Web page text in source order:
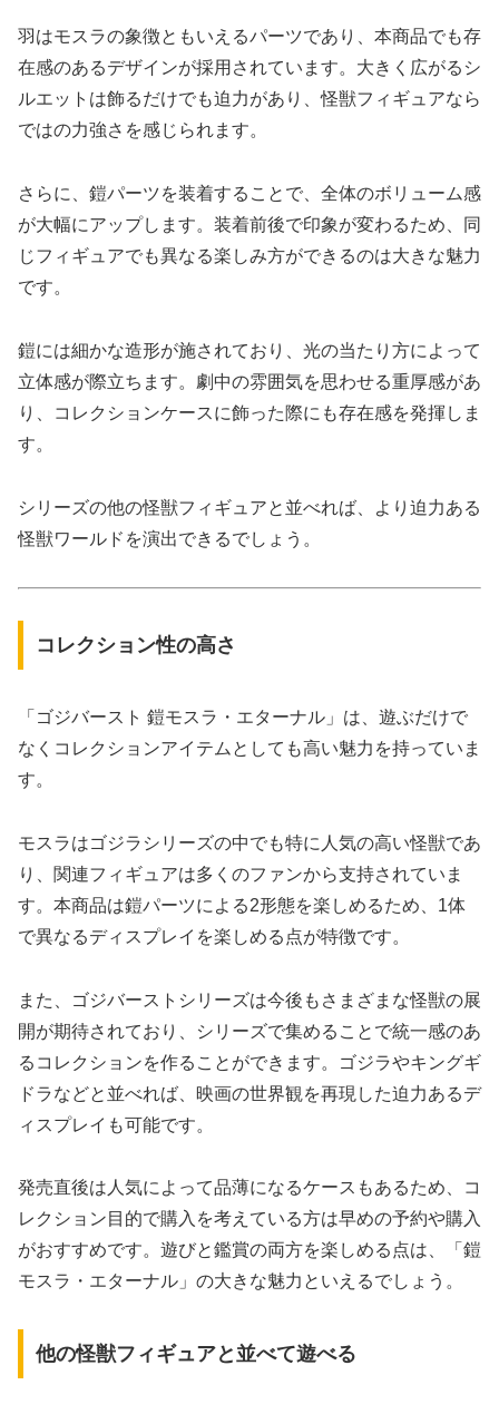
羽はモスラの象徴ともいえるパーツであり、本商品でも存
在感のあるデザインが採用されています。大きく広がるシ
ルエットは飾るだけでも迫力があり、怪獣フィギュアなら
ではの力強さを感じられます。
さらに、鎧パーツを装着することで、全体のボリューム感
が大幅にアップします。装着前後で印象が変わるため、同
じフィギュアでも異なる楽しみ方ができるのは大きな魅力
です。
鎧には細かな造形が施されており、光の当たり方によって
立体感が際立ちます。劇中の雰囲気を思わせる重厚感があ
り、コレクションケースに飾った際にも存在感を発揮しま
す。
シリーズの他の怪獣フィギュアと並べれば、より迫力ある
怪獣ワールドを演出できるでしょう。
コレクション性の高さ
「ゴジバースト 鎧モスラ・エターナル」は、遊ぶだけで
なくコレクションアイテムとしても高い魅力を持っていま
す。
モスラはゴジラシリーズの中でも特に人気の高い怪獣であ
り、関連フィギュアは多くのファンから支持されていま
す。本商品は鎧パーツによる2形態を楽しめるため、1体
で異なるディスプレイを楽しめる点が特徴です。
また、ゴジバーストシリーズは今後もさまざまな怪獣の展
開が期待されており、シリーズで集めることで統一感のあ
るコレクションを作ることができます。ゴジラやキングギ
ドラなどと並べれば、映画の世界観を再現した迫力あるデ
ィスプレイも可能です。
発売直後は人気によって品薄になるケースもあるため、コ
レクション目的で購入を考えている方は早めの予約や購入
がおすすめです。遊びと鑑賞の両方を楽しめる点は、「鎧
モスラ・エターナル」の大きな魅力といえるでしょう。
他の怪獣フィギュアと並べて遊べる